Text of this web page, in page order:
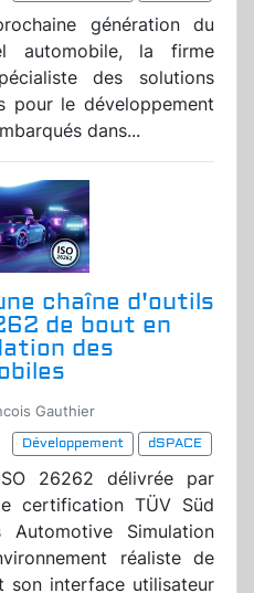
génération du
automobile, la firme
des solutions
pour le développement
dans...
chaîne d'outils
de bout en
des
Gauthier
Développement
dSPACE
26262 délivrée par
certification TÜV Süd
Simulation
réaliste de
son interface utilisateur